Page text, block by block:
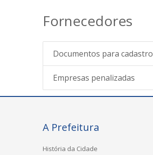
Fornecedores
Documentos para cadastro
Empresas penalizadas
A Prefeitura
História da Cidade